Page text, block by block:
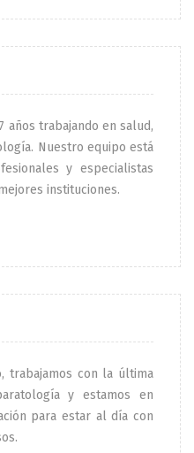
años trabajando en salud,
Nuestro equipo está
y especialistas
instituciones.
trabajamos con la última
y estamos en
para estar al día con